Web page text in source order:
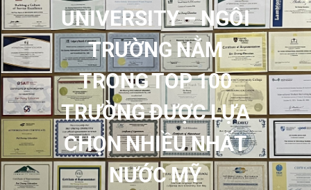
UNIVERSITY – NGÔI
TRƯỜNG NẰM
TRONG TOP 100
TRƯỜNG ĐƯỢC LỰA
CHỌN NHIỀU NHẤT
NƯỚC MỸ